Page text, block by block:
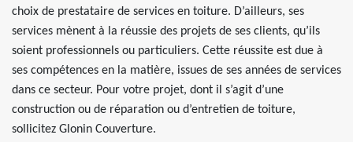
choix de prestataire de services en toiture. D’ailleurs, ses
services mènent à la réussie des projets de ses clients, qu’ils
soient professionnels ou particuliers. Cette réussite est due à
ses compétences en la matière, issues de ses années de services
dans ce secteur. Pour votre projet, dont il s’agit d’une
construction ou de réparation ou d’entretien de toiture,
sollicitez Glonin Couverture.